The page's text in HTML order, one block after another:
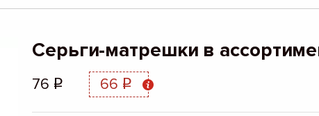
Серьги-матрешки в
76 q 66 q